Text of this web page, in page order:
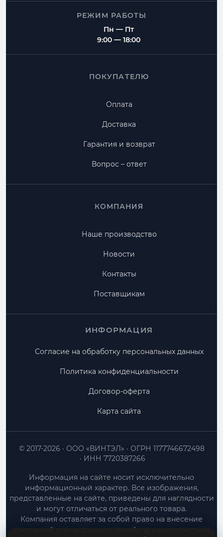
РЕЖИМ РАБОТЫ
Пн — Пт
9:00 — 18:00
ПОКУПАТЕЛЮ
Оплата
Доставка
Гарантия и возврат
Вопрос – ответ
КОМПАНИЯ
Наше производство
Новости
Контакты
Поставщикам
ИНФОРМАЦИЯ
Согласие на обработку персональных данных
Политика конфиденциальности
Договор-оферта
Карта сайта
ООО «ВИНТЭЛ»
ОГРН 1177746672498
ИНН 7720387266
© 2017-2026
Информация на сайте носит исключительно
информационный характер. Все изображения,
представленные на сайте, приведены для наглядности
и могут отличаться от реального товара.
Компания оставляет за собой право на внесение
изменений в конструкцию, дизайн и характеристики